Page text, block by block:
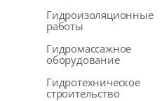
Гидроизоляционные
работы
Гидромассажное
оборудование
Гидротехническое
строительство